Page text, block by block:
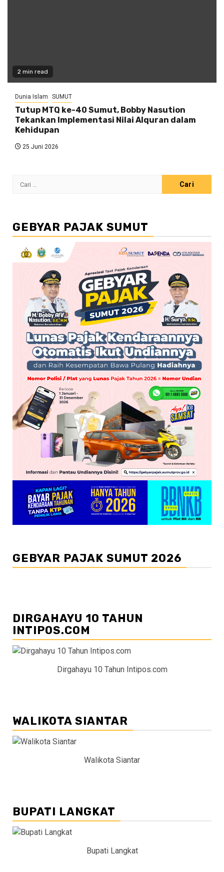
2 min read
Dunia Islam SUMUT
Tutup MTQ ke-40 Sumut, Bobby Nasution
Tekankan Implementasi Nilai Alquran dalam
Kehidupan
25 Juni 2026
Cari
GEBYAR PAJAK SUMUT
GEBYAR PAJAK SUMUT 2026
DIRGAHAYU 10 TAHUN
INTIPOS.COM
Dirgahayu 10 Tahun Intipos.com
WALIKOTA SIANTAR
Walikota Siantar
BUPATI LANGKAT
Bupati Langkat